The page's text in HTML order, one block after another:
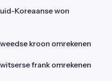
Koreaanse won
kroon omrekenen
frank omrekenen